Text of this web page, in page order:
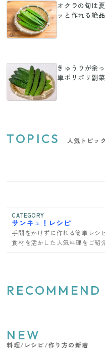
オクラの旬は
ッと作れる絶
きゅうりが余
単ポリポリ副
TOPICS 人気トピッ
CATEGORY
サンキュ！レシピ
手間をかけずに作れる簡単レシ
食材を活かした人気料理をご紹介
RECOMMEND
NEW
料理/レシピ/作り方の新着